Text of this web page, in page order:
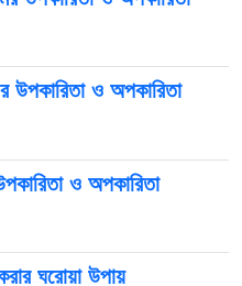
ও অপকারিতা
ও অপকারিতা
ঘরোয়া উপায়